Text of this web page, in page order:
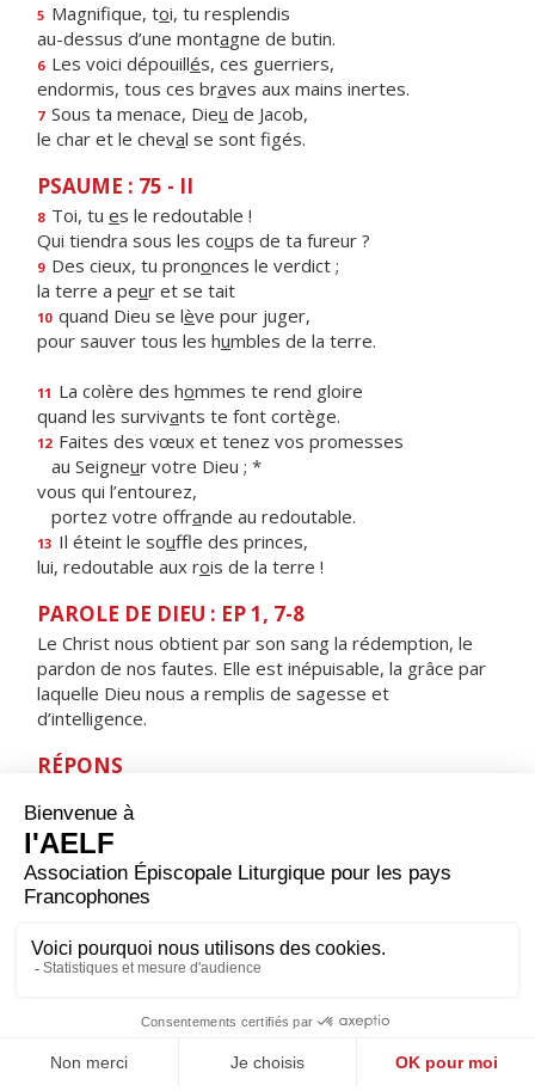
5 Magnifique, toi, tu resplendis
au-dessus d’une montagne de butin.
6 Les voici dépouillés, ces guerriers,
endormis, tous ces braves aux mains inertes.
7 Sous ta menace, Dieu de Jacob,
le char et le cheval se sont figés.
PSAUME : 75 - II
8 Toi, tu es le redoutable !
Qui tiendra sous les coups de ta fureur ?
9 Des cieux, tu prononces le verdict ;
la terre a peur et se tait
10 quand Dieu se lève pour juger,
pour sauver tous les humbles de la terre.
11 La colère des hommes te rend gloire
quand les survivants te font cortège.
12 Faites des vœux et tenez vos promesses
au Seigneur votre Dieu ; *
vous qui l’entourez,
portez votre offrande au redoutable.
13 Il éteint le souffle des princes,
lui, redoutable aux rois de la terre !
PAROLE DE DIEU : EP 1, 7-8
Le Christ nous obtient par son sang la rédemption, le
pardon de nos fautes. Elle est inépuisable, la grâce par
laquelle Dieu nous a remplis de sagesse et
d’intelligence.
RÉPONS
elle chante pour toi, elle chante pour ton nom.
ORAISON
Tu as voulu, Seigneur, que tous les hommes soient
dès ici-bas ce mystère, nous goûtions au ciel les
bienfaits de la rédemption.